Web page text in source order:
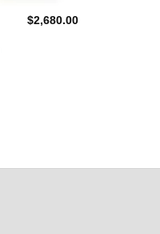
$2,680.00